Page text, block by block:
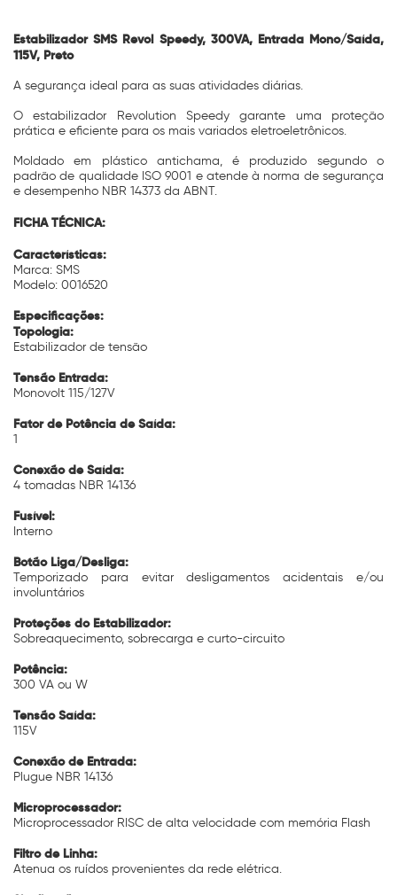
Estabilizador SMS Revol Speedy, 300VA, Entrada Mono/Saída,
115V, Preto
A segurança ideal para as suas atividades diárias.
O estabilizador Revolution Speedy garante uma proteção
prática e eficiente para os mais variados eletroeletrônicos.
Moldado em plástico antichama, é produzido segundo o
padrão de qualidade ISO 9001 e atende à norma de segurança
e desempenho NBR 14373 da ABNT.
FICHA TÉCNICA:
Características:
Marca: SMS
Modelo: 0016520
Especificações:
Topologia:
Estabilizador de tensão
Tensão Entrada:
Monovolt 115/127V
Fator de Potência de Saída:
1
Conexão de Saída:
4 tomadas NBR 14136
Fusível:
Interno
Botão Liga/Desliga:
Temporizado para evitar desligamentos acidentais e/ou
involuntários
Proteções do Estabilizador:
Sobreaquecimento, sobrecarga e curto-circuito
Potência:
300 VA ou W
Tensão Saída:
115V
Conexão de Entrada:
Plugue NBR 14136
Microprocessador:
Microprocessador RISC de alta velocidade com memória Flash
Filtro de Linha:
Atenua os ruídos provenientes da rede elétrica.